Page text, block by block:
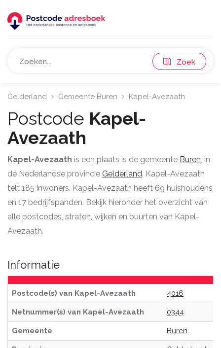
Zoek
Gelderland Gemeente Buren Kapel-Avezaath
Postcode Kapel-
Avezaath
Kapel-Avezaath is een plaats is de gemeente Buren, in
de Nederlandse provincie Gelderland. Kapel-Avezaath
telt 185 inwoners. Kapel-Avezaath heeft 69 huishoudens
en 17 bedrijfspanden. Bekijk hieronder het overzicht van
alle postcodes, straten, wijken en buurten van Kapel-
Avezaath.
Informatie
Postcode(s) van Kapel-Avezaath 4016
Netnummer(s) van Kapel-Avezaath 0344
Gemeente Buren